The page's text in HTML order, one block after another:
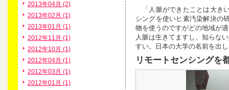
2013年04月 (2)
2013年02月 (1)
2013年01月 (1)
2012年11月 (1)
2012年10月 (1)
2012年04月 (1)
2012年03月 (1)
2012年01月 (1)
「人脈ができたことは大き
シングを使いヒ素汚染解決の
物を使うのですがどの地域が
人脈は生きてますし、知らな
すい。日本の大学の名前を出
リモートセンシングを